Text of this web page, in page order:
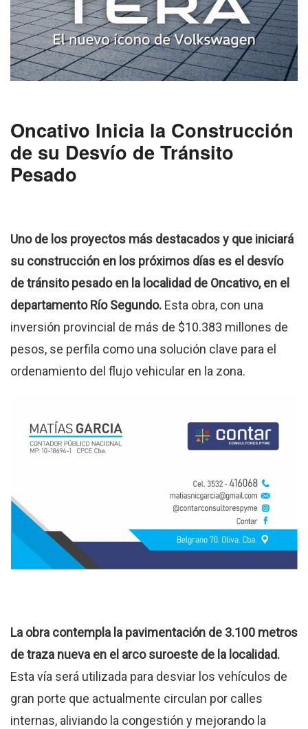
Oncativo Inicia la Construcción
de su Desvío de Tránsito
Pesado
Uno de los proyectos más destacados y que iniciará
su construcción en los próximos días es el desvío
de tránsito pesado en la localidad de Oncativo, en el
departamento Río Segundo. Esta obra, con una
inversión provincial de más de $10.383 millones de
pesos, se perfila como una solución clave para el
ordenamiento del flujo vehicular en la zona.
La obra contempla la pavimentación de 3.100 metros
de traza nueva en el arco suroeste de la localidad.
Esta vía será utilizada para desviar los vehículos de
gran porte que actualmente circulan por calles
internas, aliviando la congestión y mejorando la